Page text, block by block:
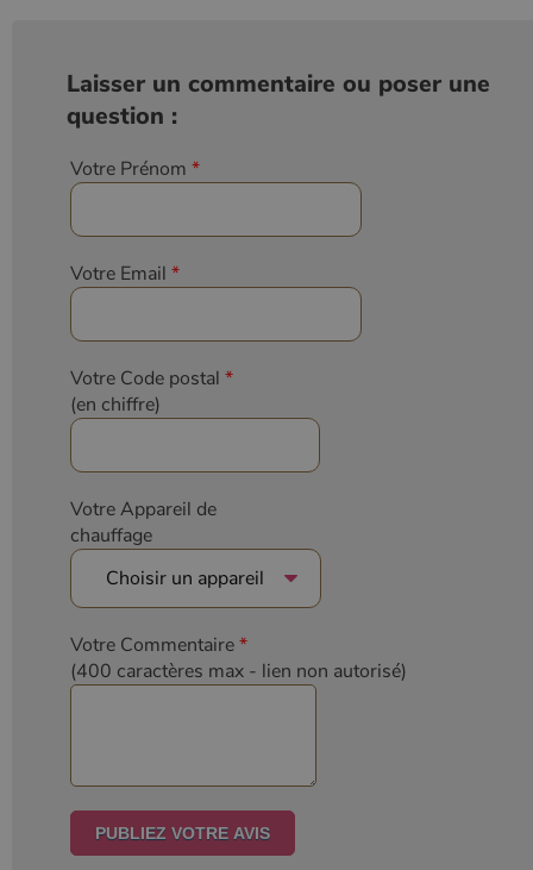
Laisser un commentaire ou poser une
question :
Votre Prénom *
Votre Email *
Votre Code postal *
(en chiffre)
Votre Appareil de
chauffage
Votre Commentaire*
(400 caractères max - lien non autorisé)